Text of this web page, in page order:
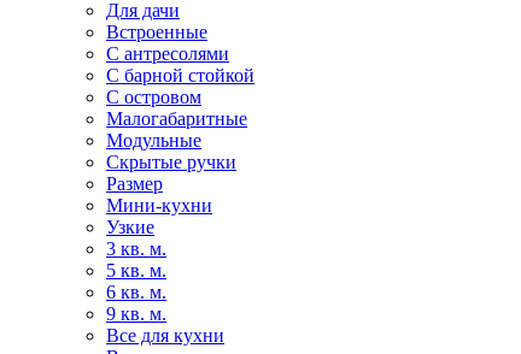
Для дачи
Встроенные
С антресолями
С барной стойкой
С островом
Малогабаритные
Модульные
Скрытые ручки
Размер
Мини-кухни
Узкие
3 кв. м.
5 кв. м.
6 кв. м.
9 кв. м.
Все для кухни